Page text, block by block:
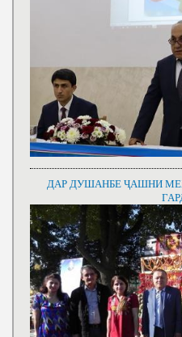
ДАР ДУШАНБЕ ҶАШНИ